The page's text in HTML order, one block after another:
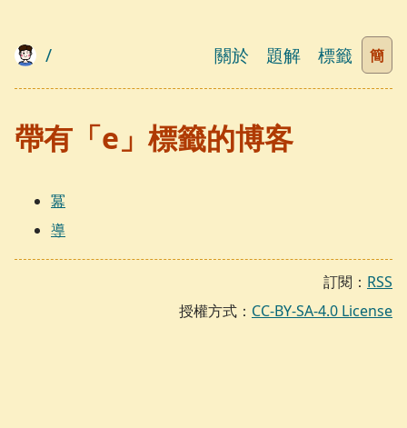
/ 關於 題解 標籤 簡
帶有「e」標籤的博客
冪
導
訂閱： RSS
授權方式： CC-BY-SA-4.0 License